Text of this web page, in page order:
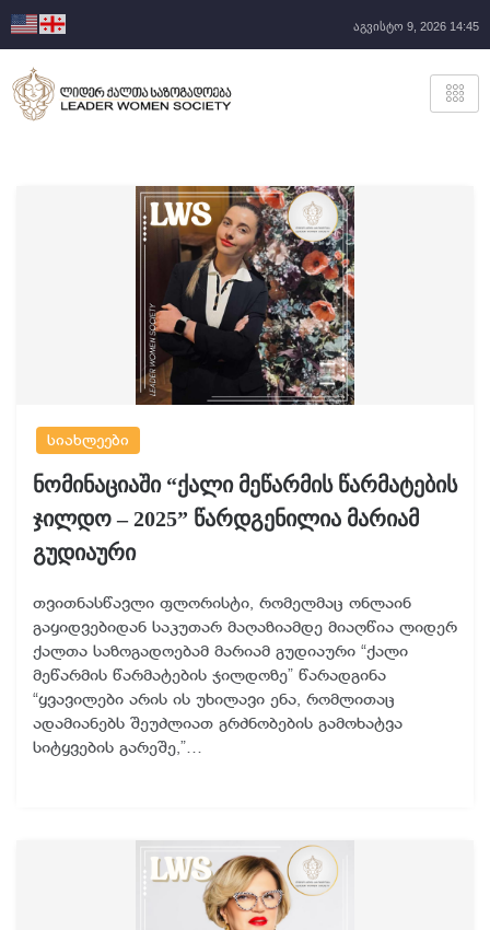
აგვისტო 9, 2026 14:45
სიახლეები
ნომინაციაში “ქალი მეწარმის წარმატების
ჯილდო – 2025” წარდგენილია მარიამ
გუდიაური
თვითნასწავლი ფლორისტი, რომელმაც ონლაინ
გაყიდვებიდან საკუთარ მაღაზიამდე მიაღწია ლიდერ
ქალთა საზოგადოებამ მარიამ გუდიაური “ქალი
მეწარმის წარმატების ჯილდოზე” წარადგინა
“ყვავილები არის ის უხილავი ენა, რომლითაც
ადამიანებს შეუძლიათ გრძნობების გამოხატვა
სიტყვების გარეშე,”…